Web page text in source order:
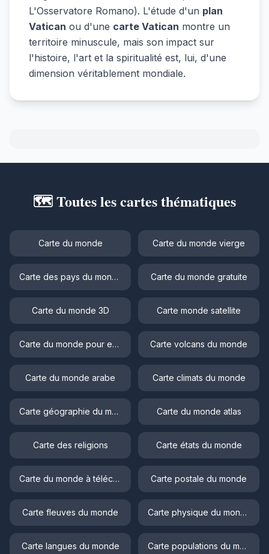
L'Osservatore Romano). L'étude d'un plan
Vatican ou d'une carte Vatican montre un
territoire minuscule, mais son impact sur
l'histoire, l'art et la spiritualité est, lui, d'une
dimension véritablement mondiale.
🗺️ Toutes les cartes thématiques
Carte du monde Carte du monde vierge
Carte des pays du monde Carte du monde gratuite
Carte du monde 3D Carte monde satellite
Carte du monde pour enfant Carte volcans du monde
Carte du monde arabe Carte climats du monde
Carte géographie du monde Carte du monde atlas
Carte des religions Carte états du monde
Carte du monde à télécharger Carte postale du monde
Carte fleuves du monde Carte physique du monde
Carte langues du monde Carte populations du monde